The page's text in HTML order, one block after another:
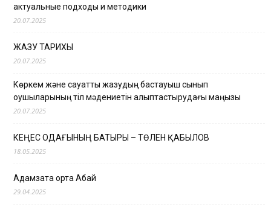
актуальные подходы и методики
20.07.2025
ЖАЗУ ТАРИХЫ
20.07.2025
Көркем және сауатты жазудың бастауыш сынып
оқушыларының тіл мәдениетін қалыптастырудағы маңызы
20.07.2025
КЕҢЕС ОДАҒЫНЫҢ БАТЫРЫ – ТӨЛЕН ҚАБЫЛОВ
18.05.2025
Адамзатқа ортақ Абай
29.04.2025